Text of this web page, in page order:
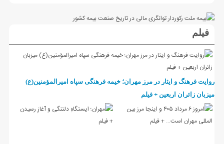
فیلم
روایت فرهنگ و ایثار در مرز مهران؛ خیمه فرهنگی سپاه امیرالمؤمنین(ع)
میزبان زائران اربعین + فیلم